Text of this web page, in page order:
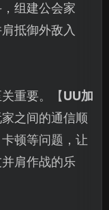
组建公会家
抵御外敌入
重要。【UU加
之间的通信顺
顿等问题，让
肩作战的乐